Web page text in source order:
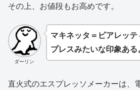
その上、お値段もお高めです。
ダーリン
マキネッタ＝ビアレッ
プレスみたいな印象ある
直火式のエスプレッソメーカーは、